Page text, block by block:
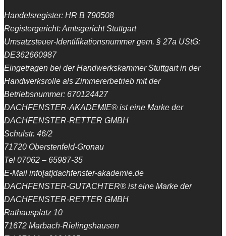
Handelsregister: HR B 790508
Registergericht: Amtsgericht Stuttgart
Umsatzsteuer-Identifikationsnummer gem. § 27a UStG:
DE362660987
Eingetragen bei der Handwerkskammer Stuttgart in der
Handwerksrolle als Zimmererbetrieb mit der
Betriebsnummer: 670124427
DACHFENSTER-AKADEMIE® ist eine Marke der
DACHFENSTER-RETTER GMBH
Schulstr. 46/2
71720 Oberstenfeld-Gronau
Tel 07062 – 65987-35
E-Mail info[at]dachfenster-akademie.de
DACHFENSTER-GUTACHTER® ist eine Marke der
DACHFENSTER-RETTER GMBH
Rathausplatz 10
71672 Marbach-Rielingshausen